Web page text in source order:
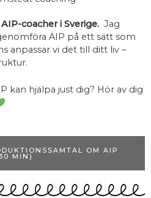
coacher i Sverige. Jag
AIP på ett sätt som
anpassar vi det till ditt liv –
kan hjälpa just dig? Hör av dig
OM AIP
MIN)